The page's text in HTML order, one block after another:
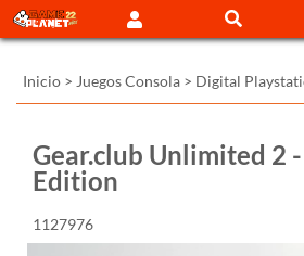
Inicio > Juegos Consola > Digital
Gear.club Unlimited 2
Edition
1127976